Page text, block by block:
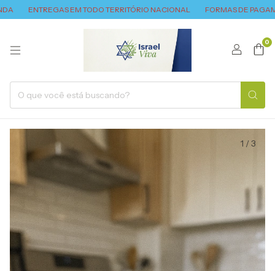
ENTREGAS EM TODO TERRITÓRIO NACIONAL FORMAS DE
0
1 /3